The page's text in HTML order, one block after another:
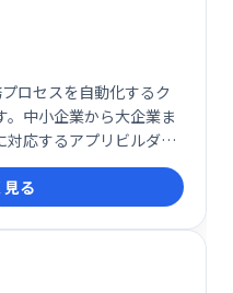
ロセスを自動化するク
。中小企業から大企業ま
対応するアプリビルダー
す。会計・財務、人事、
率化を支援する既製の
ョンも用意。ビジネスプ
産性向上に貢献します。
る